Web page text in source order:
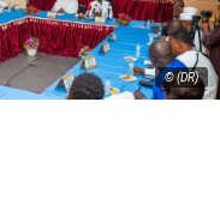
© (DR)